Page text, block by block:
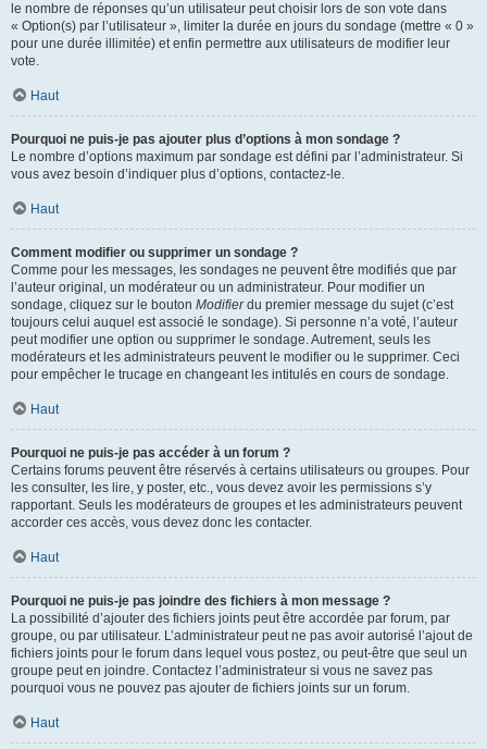
le nombre de réponses qu’un utilisateur peut choisir lors de son vote dans
« Option(s) par l’utilisateur », limiter la durée en jours du sondage (mettre « 0 »
pour une durée illimitée) et enfin permettre aux utilisateurs de modifier leur
vote.
Haut
Pourquoi ne puis-je pas ajouter plus d’options à mon sondage ?
Le nombre d’options maximum par sondage est défini par l’administrateur. Si
vous avez besoin d’indiquer plus d’options, contactez-le.
Haut
Comment modifier ou supprimer un sondage ?
Comme pour les messages, les sondages ne peuvent être modifiés que par
l’auteur original, un modérateur ou un administrateur. Pour modifier un
sondage, cliquez sur le bouton Modifierdu premier message du sujet (c’est
toujours celui auquel est associé le sondage). Si personne n’a voté, l’auteur
peut modifier une option ou supprimer le sondage. Autrement, seuls les
modérateurs et les administrateurs peuvent le modifier ou le supprimer. Ceci
pour empêcher le trucage en changeant les intitulés en cours de sondage.
Haut
Pourquoi ne puis-je pas accéder à un forum ?
Certains forums peuvent être réservés à certains utilisateurs ou groupes. Pour
les consulter, les lire, y poster, etc., vous devez avoir les permissions s’y
rapportant. Seuls les modérateurs de groupes et les administrateurs peuvent
accorder ces accès, vous devez donc les contacter.
Haut
Pourquoi ne puis-je pas joindre des fichiers à mon message ?
La possibilité d’ajouter des fichiers joints peut être accordée par forum, par
groupe, ou par utilisateur. L’administrateur peut ne pas avoir autorisé l’ajout de
fichiers joints pour le forum dans lequel vous postez, ou peut-être que seul un
groupe peut en joindre. Contactez l’administrateur si vous ne savez pas
pourquoi vous ne pouvez pas ajouter de fichiers joints sur un forum.
Haut